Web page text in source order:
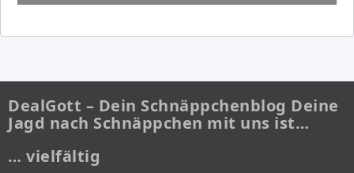
DealGott – Dein Schnäppchenblog Deine
Jagd nach Schnäppchen mit uns ist…
… vielfältig